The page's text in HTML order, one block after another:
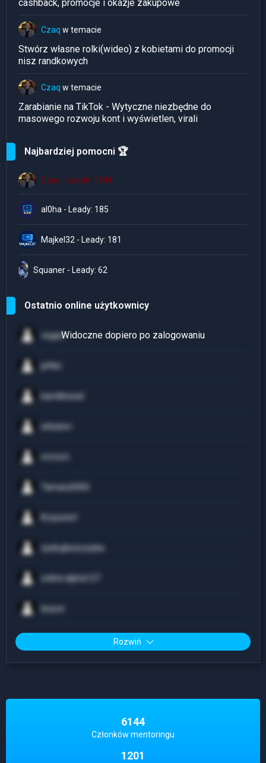
cashback, promocje i okazje zakupowe
Czaq w temacie
Stwórz własne rolki(wideo) z kobietami do promocji
nisz randkowych
Czaq w temacie
Zarabianie na TikTok - Wytyczne niezbędne do
masowego rozwoju kont i wyświetlen, virali
Najbardziej pomocni 🏆
Czaq - Leady: 1184
al0ha - Leady: 185
Majkel32 - Leady: 181
Squaner - Leady: 62
Ostatnio online użytkownicy
vegarr
jefkin
kamillowad
sirbaton
Tamara3456
Krzysztof
zyskujbezryzyka
online.alpha127
lysyzz
Rozwiń
6144
Członków mentoringu
1201